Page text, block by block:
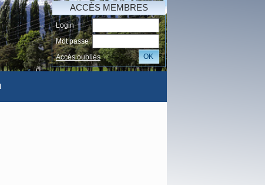
ACCÈS MEMBRES
Login
Mot passe
Accés oubliés
OK